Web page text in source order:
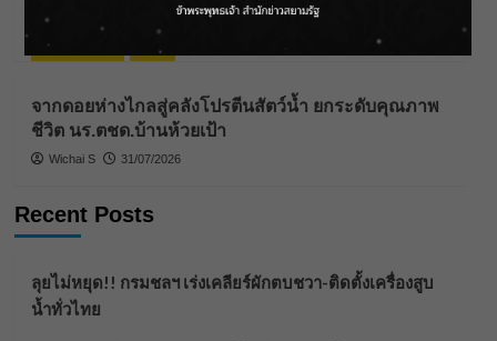
สิงหาคม บริหารเชิงรุกลดเสี่ยงน้ำท่วม
03/08/2026
News
จากดอยห่างไกลสู่คลังโปรตีนสัตว์น้ำ ยกระดับคุณภาพ
ชีวิต นร.ตชด.บ้านห้วยเป้า
Wichai S 31/07/2026
Recent Posts
ลุยไม่หยุด!! กรมชลฯ เร่งเคลียร์ผักตบชวา-ติดตั้งเครื่องสูบ
น้ำทั่วไทย